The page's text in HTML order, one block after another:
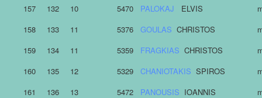
157
132 10 5470 PALOKAJ ELVIS
158
133 11 5376 GOULAS CHRISTOS
159
134 11 5359 FRAGKIAS CHRISTOS
160
135 12 5329 CHANIOTAKIS SPIROS
161
136 13 5472 PANOUSIS IOANNIS